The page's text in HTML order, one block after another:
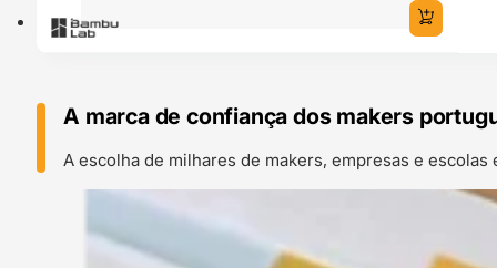
A marca de confiança dos makers
A escolha de milhares de makers, empresas e escolas